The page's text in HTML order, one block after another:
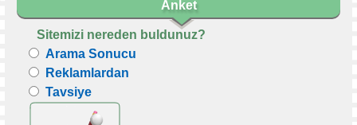
Anket
Sitemizi nereden buldunuz?
Arama Sonucu
Reklamlardan
Tavsiye